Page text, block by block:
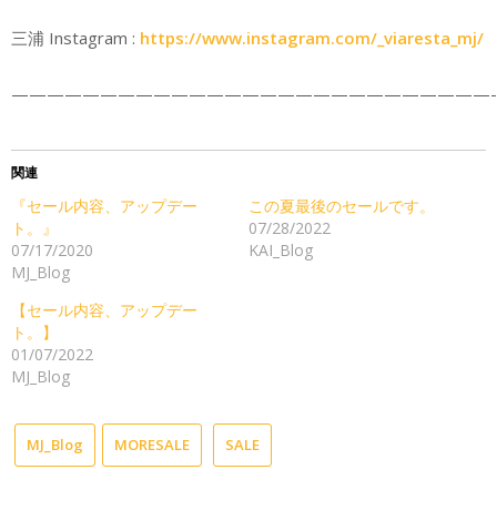
三浦 Instagram : https://www.instagram.com/_viaresta_mj/
———————————————————————————-
関連
『セール内容、アップデー
ト。』
07/17/2020
MJ_Blog
この夏最後のセールです。
07/28/2022
KAI_Blog
【セール内容、アップデー
ト。】
01/07/2022
MJ_Blog
MJ_Blog MORESALE SALE